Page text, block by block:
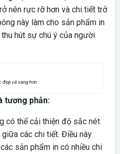
nên rực rỡ hơn và chi tiết trở
này làm cho sản phẩm in
hút sự chú ý của người
đẹp và sang hơn
tương phản:
có thể cải thiện độ sắc nét
các chi tiết. Điều này
sản phẩm in có nhiều chi